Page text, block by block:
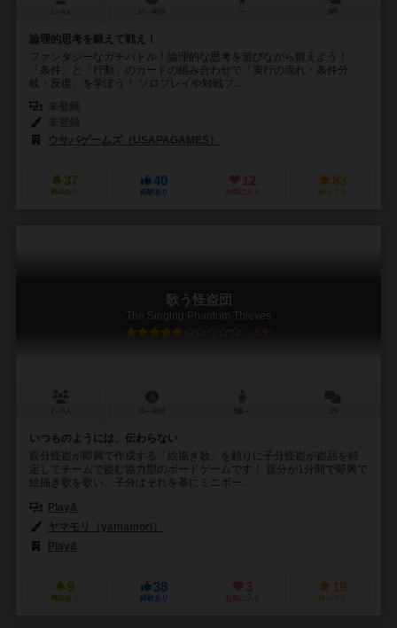
論理的思考を鍛えて戦え！
ファンタジーなガチバトル！論理的な思考を遊びながら鍛えよう！
「条件」と「行動」のカードの組み合わせで「実行の流れ・条件分
岐・反復」を学ぼう！ ソロプレイや対戦プ...
ウサパゲームズ（USAPAGAMES）
37
興味あり
40
経験あり
12
お気に入り
83
持ってる
歌う怪盗団
The Singing Phantom Thieves
5.9
いつものようには、伝わらない
親分怪盗が即興で作成する「絵描き歌」を頼りに子分怪盗が盗品を特
定してチームで盗む協力型のボードゲームです！ 親分が1分間で即興で
絵描き歌を歌い、子分はそれを基にミニボー...
Play&
ヤマモリ（yamamori）
Play&
9
興味あり
38
経験あり
3
お気に入り
19
持ってる